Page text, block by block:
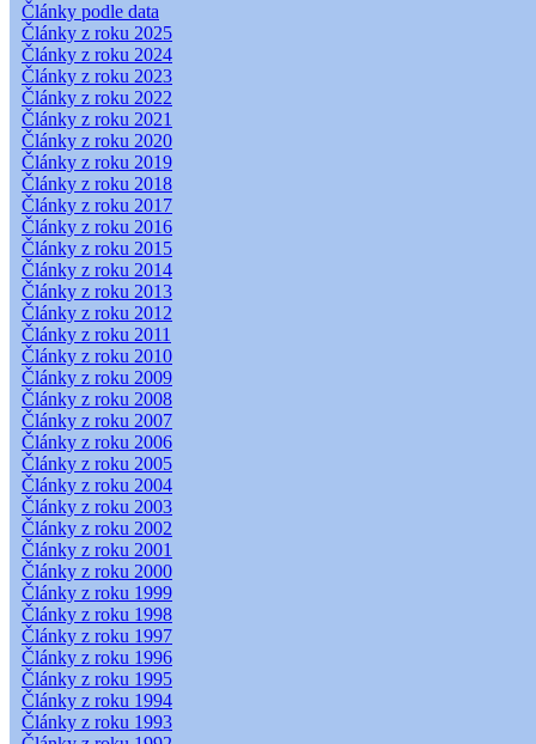
Články podle data
Články z roku 2025
Články z roku 2024
Články z roku 2023
Články z roku 2022
Články z roku 2021
Články z roku 2020
Články z roku 2019
Články z roku 2018
Články z roku 2017
Články z roku 2016
Články z roku 2015
Články z roku 2014
Články z roku 2013
Články z roku 2012
Články z roku 2011
Články z roku 2010
Články z roku 2009
Články z roku 2008
Články z roku 2007
Články z roku 2006
Články z roku 2005
Články z roku 2004
Články z roku 2003
Články z roku 2002
Články z roku 2001
Články z roku 2000
Články z roku 1999
Články z roku 1998
Články z roku 1997
Články z roku 1996
Články z roku 1995
Články z roku 1994
Články z roku 1993